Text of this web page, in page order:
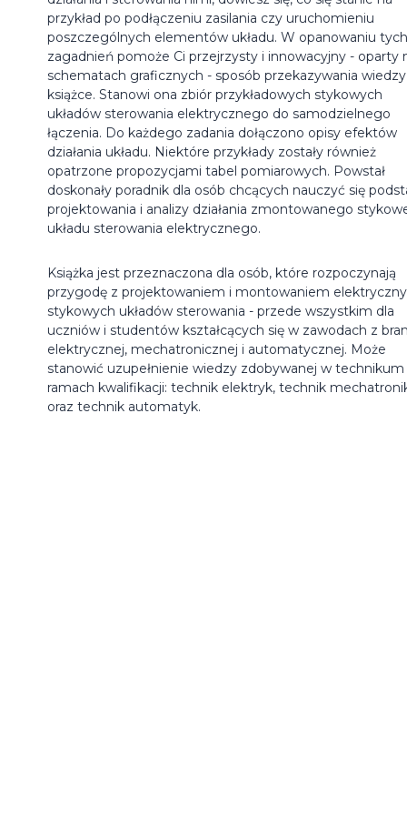
przykład po podłączeniu zasilania czy uruchomieniu
poszczególnych elementów układu. W opanowaniu tych
zagadnień pomoże Ci przejrzysty i innowacyjny - oparty
schematach graficznych - sposób przekazywania
książce. Stanowi ona zbiór przykładowych stykowych
układów sterowania elektrycznego do samodzielnego
łączenia. Do każdego zadania dołączono opisy efektów
działania układu. Niektóre przykłady zostały również
opatrzone propozycjami tabel pomiarowych. Powstał
doskonały poradnik dla osób chcących nauczyć się
projektowania i analizy działania zmontowanego
układu sterowania elektrycznego.
Książka jest przeznaczona dla osób, które rozpoczynają
przygodę z projektowaniem i montowaniem
stykowych układów sterowania - przede wszystkim dla
uczniów i studentów kształcących się w zawodach z
elektrycznej, mechatronicznej i automatycznej. Może
stanowić uzupełnienie wiedzy zdobywanej w
ramach kwalifikacji: technik elektryk, technik
oraz technik automatyk.